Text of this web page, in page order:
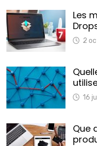
Les
2
16
Que